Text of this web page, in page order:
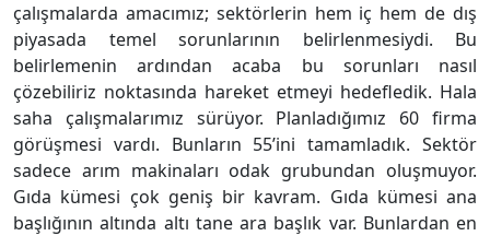
çalışmalarda amacımız; sektörlerin hem iç hem de dış
piyasada temel sorunlarının belirlenmesiydi. Bu
belirlemenin ardından acaba bu sorunları nasıl
çözebiliriz noktasında hareket etmeyi hedefledik. Hala
saha çalışmalarımız sürüyor. Planladığımız 60 firma
görüşmesi vardı. Bunların 55’ini tamamladık. Sektör
sadece arım makinaları odak grubundan oluşmuyor.
Gıda kümesi çok geniş bir kavram. Gıda kümesi ana
başlığının altında altı tane ara başlık var. Bunlardan en